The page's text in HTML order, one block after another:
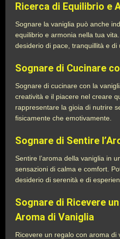
Ricerca di Equilibrio e
Sognare la vaniglia può anche
equilibrio e armonia nella tua
desiderio di pace, tranquillità e di
Sognare di Cucinare
Sognare di cucinare con la
creatività e il piacere nel creare
rappresentare la gioia di nutrire
fisicamente che emotivamente.
Sognare di Sentire
Sentire l’aroma della vaniglia in
sensazioni di calma e comfort.
desiderio di serenità e di
Sognare di Ricevere
Aroma di Vaniglia
Ricevere un regalo con aroma di